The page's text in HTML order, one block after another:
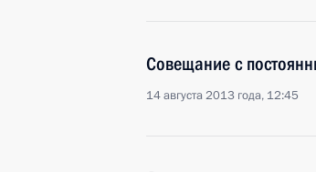
Совещание с
14 августа 2013 года, 12:45